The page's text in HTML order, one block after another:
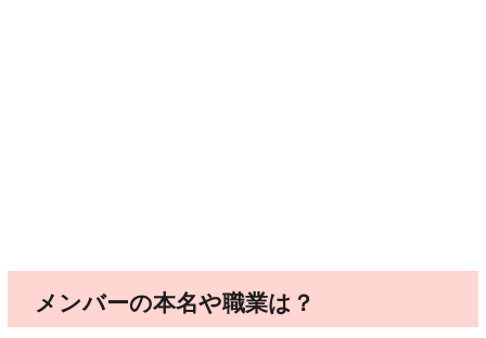
メンバーの本名や職業は？